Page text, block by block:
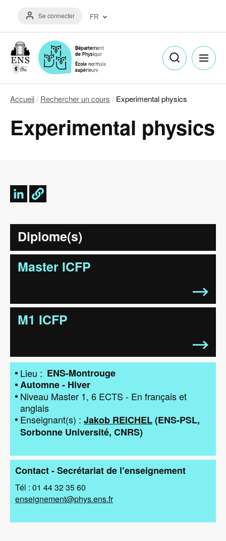
contenu
Menu
du
de
l'utilisateur
Se connecter FR
English
(EN)
d'Ariane
Accueil Rechercher un cours Experimental physics
Experimental physics
Diplome(s)
Master ICFP
M1 ICFP
Lieu
ENS-Montrouge
Automne - Hiver
Niveau Master 1 6 ECTS - En français et
anglais
Enseignant(s)
Jakob REICHEL(ENS-PSL
Sorbonne Université CNRS)
Contact - Secrétariat de l’enseignement
Tél : 01 44 32 35 60
enseignement@phys.ens.fr